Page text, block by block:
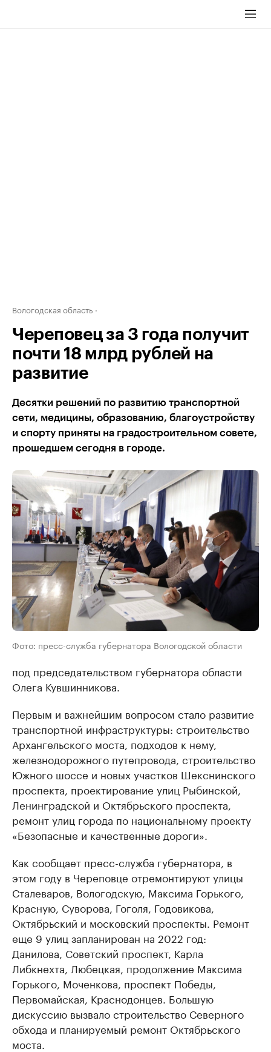
Вологодская область
Череповец за 3 года получит
почти 18 млрд рублей на
развитие
Десятки решений по развитию транспортной
сети, медицины, образованию, благоустройству
и спорту приняты на градостроительном совете,
прошедшем сегодня в городе.
Фото: пресс-служба губернатора Вологодской области
под председательством губернатора области
Олега Кувшинникова.
Первым и важнейшим вопросом стало развитие
транспортной инфраструктуры: строительство
Архангельского моста, подходов к нему,
железнодорожного путепровода, строительство
Южного шоссе и новых участков Шекснинского
проспекта, проектирование улиц Рыбинской,
Ленинградской и Октябрьского проспекта,
ремонт улиц города по национальному проекту
«Безопасные и качественные дороги».
Как сообщает пресс-служба губернатора, в
этом году в Череповце отремонтируют улицы
Сталеваров, Вологодскую, Максима Горького,
Красную, Суворова, Гоголя, Годовикова,
Октябрьский и московский проспекты. Ремонт
еще 9 улиц запланирован на 2022 год:
Данилова, Советский проспект, Карла
Либкнехта, Любецкая, продолжение Максима
Горького, Моченкова, проспект Победы,
Первомайская, Краснодонцев. Большую
дискуссию вызвало строительство Северного
обхода и планируемый ремонт Октябрьского
моста.